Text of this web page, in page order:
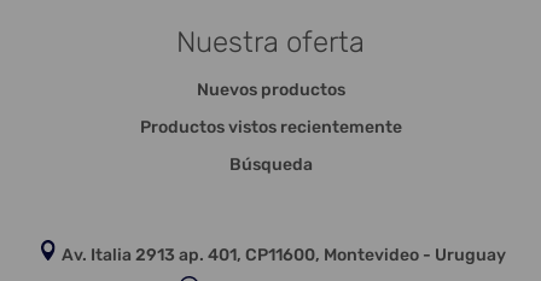
Nuestra oferta
Nuevos productos
Productos vistos recientemente
Búsqueda
Av. Italia 2913 ap. 401, CP11600, Montevideo - Uruguay